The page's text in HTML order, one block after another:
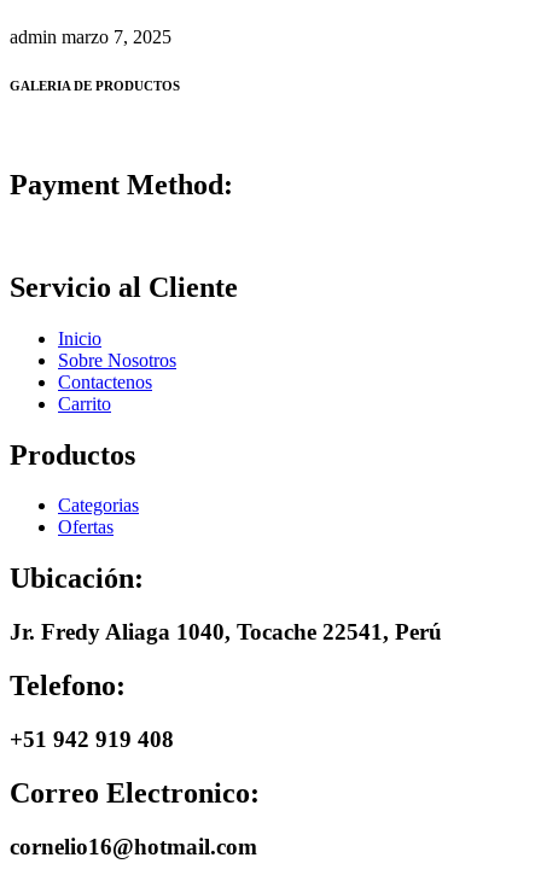
admin marzo 7, 2025
GALERIA DE PRODUCTOS
Payment Method:
Servicio al Cliente
Inicio
Sobre Nosotros
Contactenos
Carrito
Productos
Categorias
Ofertas
Ubicación:
Jr. Fredy Aliaga 1040, Tocache 22541, Perú
Telefono:
+51 942 919 408
Correo Electronico:
cornelio16@hotmail.com